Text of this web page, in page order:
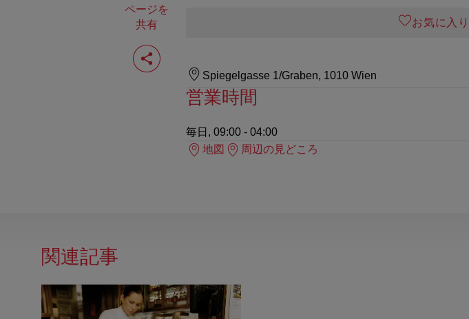
ページを
共有
ペ
ー
ジ
お気に入
Spiegelgasse 1/Graben, 1010 Wien
営業時間
毎日, 09:00 - 04:00
地図
周辺の見どころ
関連記事